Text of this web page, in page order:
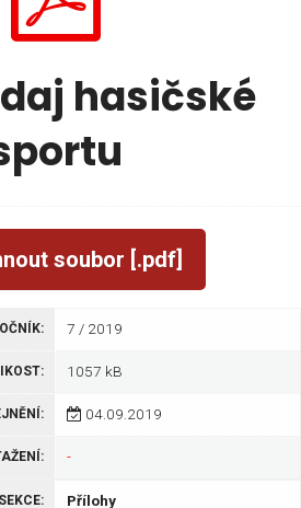
hasičské
soubor [.pdf]
7 / 2019
1057 kB
04.09.2019
-
SEKCE: Přílohy